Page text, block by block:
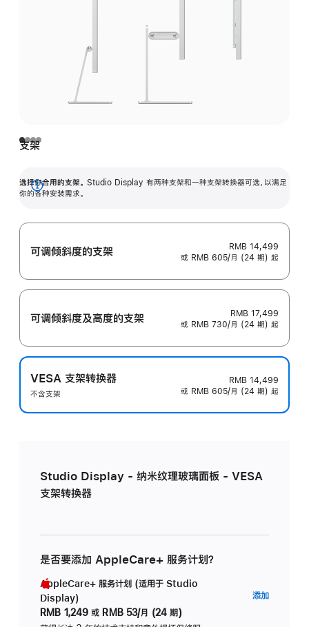
支架
选择你合用的支架。 Studio Display 有两种支架和一种支架转换器可选，以满足
你的各种安装需求。
展
可调倾斜度的支架
RMB 14,499
或 RMB 605/月 (24 期) 起
可调倾斜度及高‍度的支‍架
RMB 17,499
或 RMB 730/月 (24 期) 起
VESA 支架转换器
不含支架
RMB 14,499
或 RMB 605/月 (24 期) 起
Studio Display - 纳米纹理玻璃面板 - VESA
支架转换器
是否要添加 AppleCare+ 服务计划？
AppleCare+ 服务计划 (适用于 Studio
Display)
RMB 1,249 或 RMB 53/月 (24 期)
添加